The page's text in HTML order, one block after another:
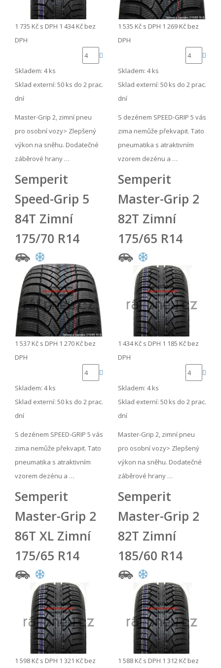
1 735 Kč s DPH 1 434 Kč bez
DPH
Skladem: 4 ks
Sklad externí: 50 ks do 2 prac.
dní
Master-Grip 2, zimní pneu
pro osobní vozy> Zlepšený
výkon na sněhu. Dodatečné
záběrové hrany …
1 535 Kč s DPH 1 269 Kč bez
DPH
Skladem: 4 ks
Sklad externí: 50 ks do 2 prac.
dní
S dezénem SPEED-GRIP 5 vás
zima nemůže překvapit. Tato
pneumatika s atraktivním
vzorem dezénu a …
Semperit
Speed-Grip 5
84T Zimní
175/70 R14
1 537 Kč s DPH 1 270 Kč bez
DPH
Skladem: 4 ks
Sklad externí: 50 ks do 2 prac.
dní
S dezénem SPEED-GRIP 5 vás
zima nemůže překvapit. Tato
pneumatika s atraktivním
vzorem dezénu a …
Semperit
Master-Grip 2
82T Zimní
175/65 R14
1 434 Kč s DPH 1 185 Kč bez
DPH
Skladem: 4 ks
Sklad externí: 50 ks do 2 prac.
dní
Master-Grip 2, zimní pneu
pro osobní vozy> Zlepšený
výkon na sněhu. Dodatečné
záběrové hrany …
Semperit
Master-Grip 2
86T XL Zimní
175/65 R14
1 598 Kč s DPH 1 321 Kč bez
Semperit
Master-Grip 2
82T Zimní
185/60 R14
1 588 Kč s DPH 1 312 Kč bez